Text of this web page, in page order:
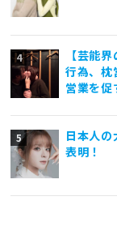
【芸能
行為、枕
営業を
日本人
表明！